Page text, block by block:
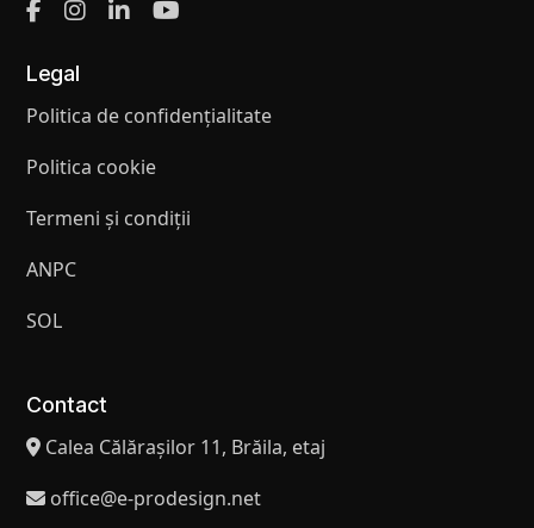
Legal
Politica de confidențialitate
Politica cookie
Termeni și condiții
ANPC
SOL
Contact
Calea Călărașilor 11, Brăila, etaj
office@e-prodesign.net